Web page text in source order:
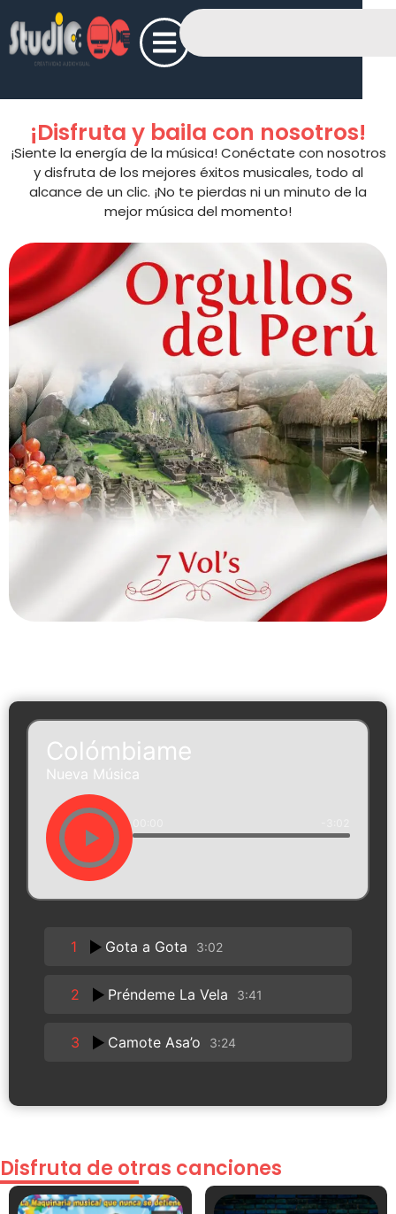
¡Disfruta y baila con nosotros!
¡Siente la energía de la música! Conéctate con nosotros
y disfruta de los mejores éxitos musicales, todo al
alcance de un clic. ¡No te pierdas ni un minuto de la
mejor música del momento!
Colómbiame
Nueva Música
1 Gota a Gota 3:02
2 Préndeme La Vela 3:41
3 Camote Asa’o 3:24
Disfruta de otras canciones